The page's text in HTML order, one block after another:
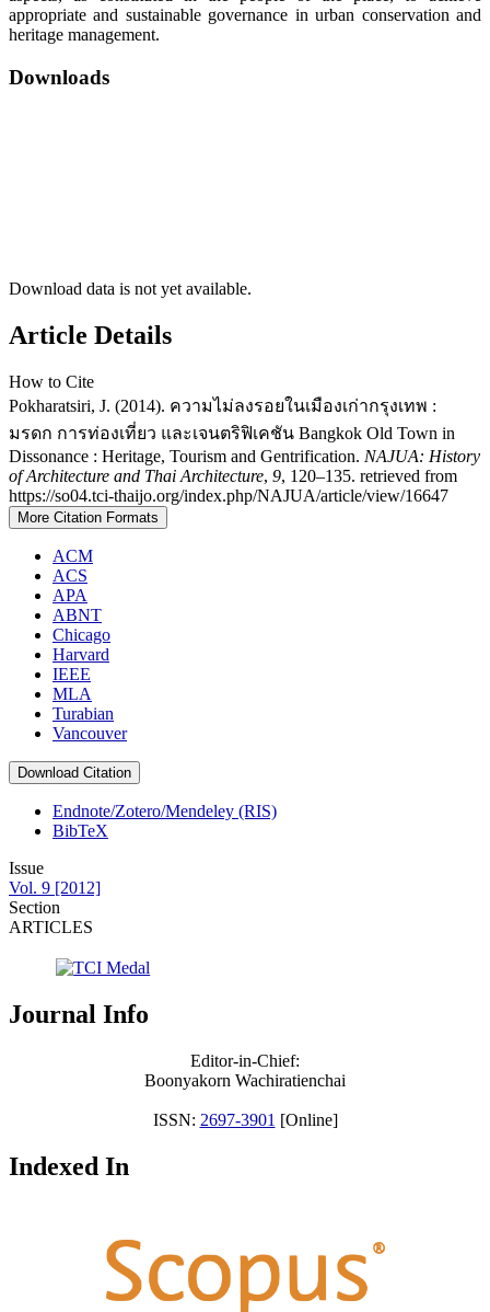
appropriate and sustainable governance in urban conservation and
heritage management.
Downloads
Download data is not yet available.
Article Details
How to Cite
Pokharatsiri, J. (2014). ความไม่ลงรอยในเมืองเก่ากรุงเทพ :
มรดก การท่องเที่ยว และเจนตริฟิเคชัน Bangkok Old Town in
Dissonance : Heritage, Tourism and Gentrification. NAJUA: History
of Architecture and Thai Architecture, 9, 120–135. retrieved from
https://so04.tci-thaijo.org/index.php/NAJUA/article/view/16647
More Citation Formats
ACM
ACS
APA
ABNT
Chicago
Harvard
IEEE
MLA
Turabian
Vancouver
Download Citation
Endnote/Zotero/Mendeley (RIS)
BibTeX
Issue
Vol. 9 [2012]
Section
ARTICLES
Journal Info
Editor-in-Chief:
Boonyakorn Wachiratienchai
ISSN: 2697-3901 [Online]
Indexed In